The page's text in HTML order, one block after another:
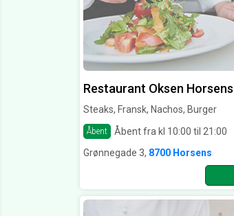
Restaurant Oksen Horsens
Steaks, Fransk, Nachos, Burger
Åbent Åbent fra kl 10:00 til 21:00
Grønnegade 3, 8700 Horsens